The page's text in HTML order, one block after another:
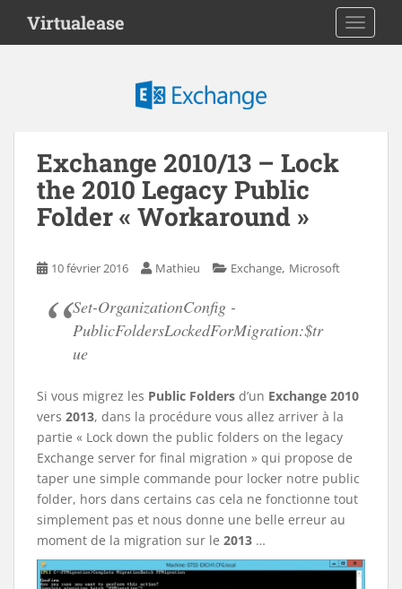
i
Virtualease
Exchange 2010/13 – Lock
the 2010 Legacy Public
Folder « Workaround »
10 février 2016 Mathieu Exchange, Microsoft
Set-OrganizationConfig -
PublicFoldersLockedForMigration:$tr
ue
Si vous migrez les Public Folders d’un Exchange 2010
vers 2013, dans la procédure vous allez arriver à la
partie « Lock down the public folders on the legacy
Exchange server for final migration » qui propose de
taper une simple commande pour locker notre public
folder, hors dans certains cas cela ne fonctionne tout
simplement pas et nous donne une belle erreur au
moment de la migration sur le 2013 …